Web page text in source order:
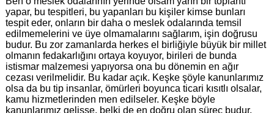
yapar, bu tespitleri, bu yapanları bu kişiler kimse bunları
tespit eder, onların bir daha o meslek odalarında temsil
edilmemelerini ve üye olmamalarını sağlarım, işin doğrusu
budur. Bu zor zamanlarda herkes el birliğiyle büyük bir millet
olmanın fedakarlığını ortaya koyuyor, birileri de bunda
istismar malzemesi yapıyorsa ona bu dönemin en ağır
cezası verilmelidir. Bu kadar açık. Keşke şöyle kanunlarımız
olsa da bu tip insanlar, ömürleri boyunca ticari kısıtlı olsalar,
kamu hizmetlerinden men edilseler. Keşke böyle
kanunlarımız gelişse, belki de en doğru olan süreç budur.